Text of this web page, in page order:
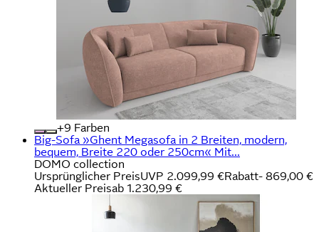
+
Farben
Big-Sofa »Ghent Megasofa in 2 Breiten, modern,
bequem, Breite 220 oder 250cm« Mit...
DOMO collection
Ursprünglicher PreisUVP 2.099,99 €Rabatt- 869,00 €
Aktueller Preisab 1.230,99 €